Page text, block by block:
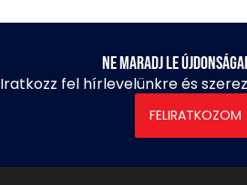
Ne maradj le
Iratkozz fel hírlevelünkre és
FELIRATKOZOM